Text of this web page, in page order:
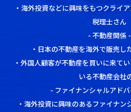
・海外投資などに興味をもつクライ
税理士さん
- 不動産関係 -
・日本の不動産を海外で販売し
・外国人顧客が不動産を買いに来て
いる不動産会社
- ファイナンシャルアド
・海外投資に興味のあるファイナン